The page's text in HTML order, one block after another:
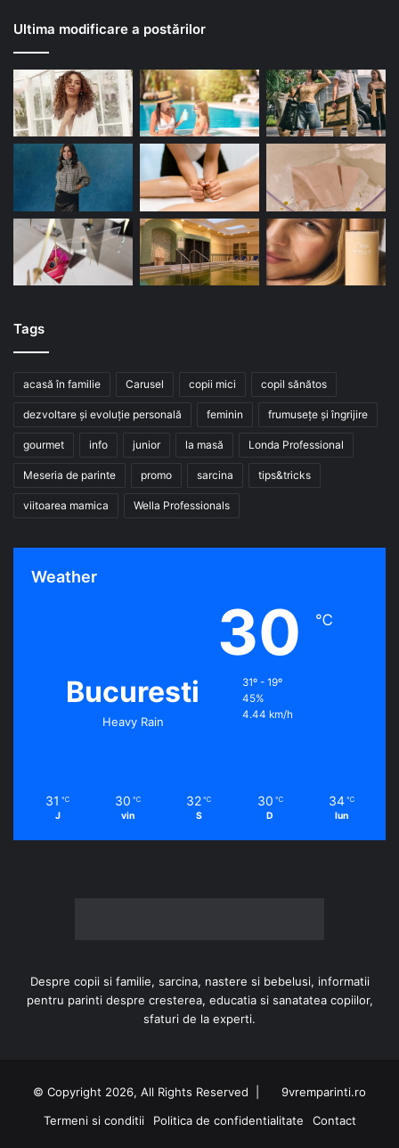
Ultima modificare a postărilor
Tags
acasă în familie Carusel copii mici copil sănătos
dezvoltare și evoluție personală feminin frumusețe și îngrijire
gourmet info junior la masă Londa Professional
Meseria de parinte promo sarcina tips&tricks
viitoarea mamica Wella Professionals
Weather
Bucuresti
Heavy Rain
30 ℃
31º - 19º
45%
4.44 km/h
31 ℃
J
30 ℃
vin
32 ℃
S
30 ℃
D
34 ℃
lun
Despre copii si familie, sarcina, nastere si bebelusi, informatii
pentru parinti despre cresterea, educatia si sanatatea copiilor,
sfaturi de la experti.
© Copyright 2026, All Rights Reserved |
9vremparinti.ro
Termeni si conditii
Politica de confidentialitate Contact